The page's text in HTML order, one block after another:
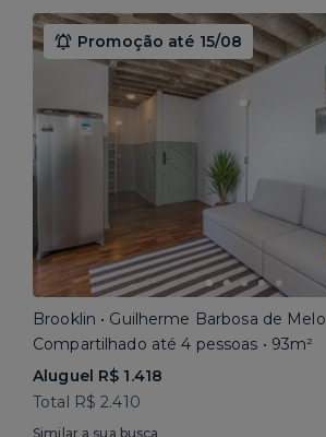
Promoção até 15/08
Brooklin • Guilherme Barbosa de Melo
Compartilhado até 4 pessoas • 93m²
Aluguel R$ 1.418
Total R$ 2.410
Similar a sua busca